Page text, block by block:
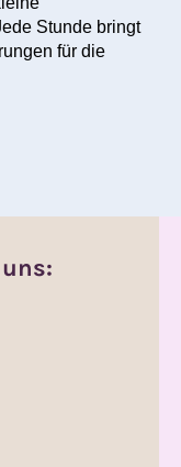
Stunde bringt
für die